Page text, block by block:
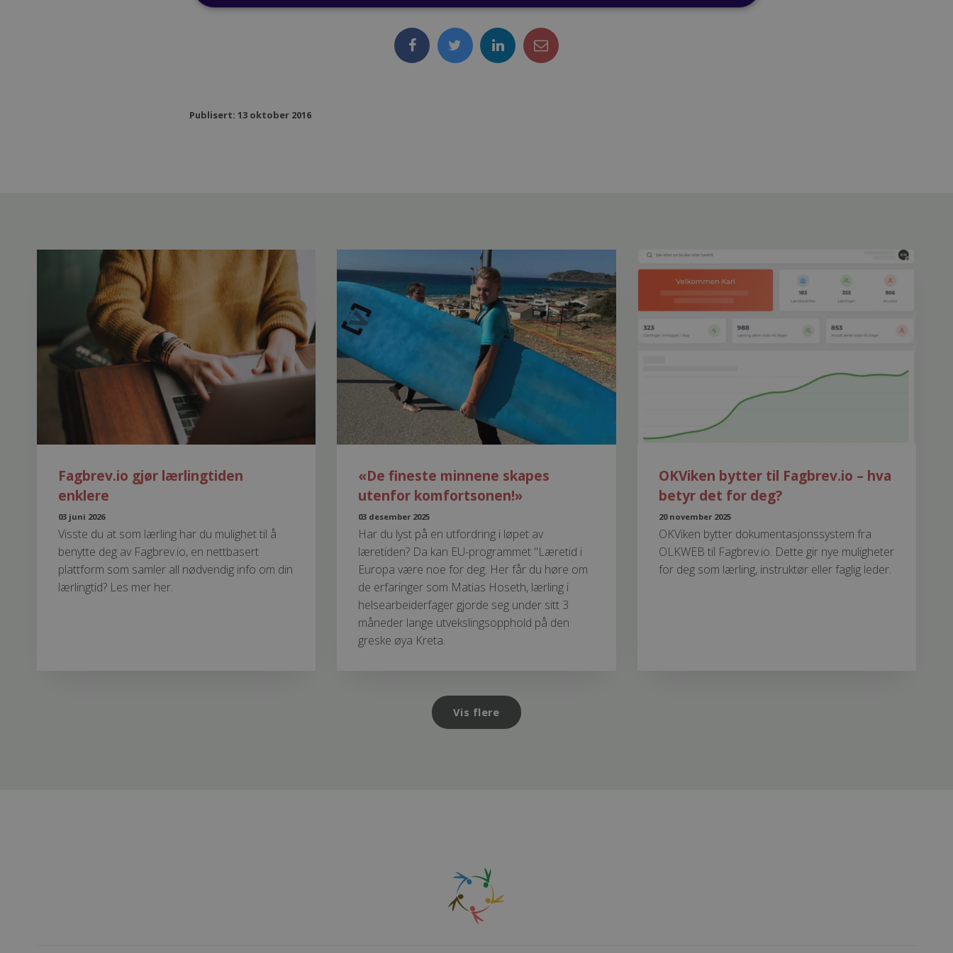
Publisert: 13 oktober 2016
Fagbrev.io gjør lærlingtiden
enklere
03 juni 2026
Visste du at som lærling har du mulighet til å
benytte deg av Fagbrev.io, en nettbasert
plattform som samler all nødvendig info om din
lærlingtid? Les mer her.
«De fineste minnene skapes
utenfor komfortsonen!»
03 desember 2025
Har du lyst på en utfordring i løpet av
læretiden? Da kan EU-programmet "Læretid i
Europa være noe for deg. Her får du høre om
de erfaringer som Matias Hoseth, lærling i
helsearbeiderfager gjorde seg under sitt 3
måneder lange utvekslingsopphold på den
greske øya Kreta.
OKViken bytter til Fagbrev.io – hva
betyr det for deg?
20 november 2025
OKViken bytter dokumentasjonssystem fra
OLKWEB til Fagbrev.io. Dette gir nye muligheter
for deg som lærling, instruktør eller faglig leder.
Vis flere